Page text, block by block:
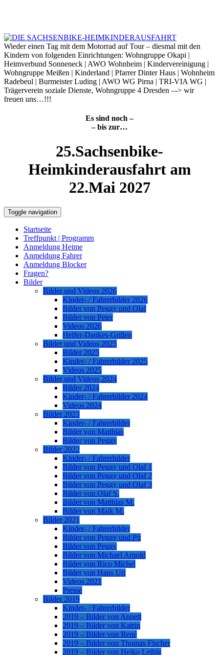
Wieder einen Tag mit dem Motorrad auf Tour – diesmal mit den
Kindern von folgenden Einrichtungen: Wohngruppe Okapi |
Heimverbund Sonneneck | AWO Wohnheim | Kindervereinigung |
Wohngruppe Meißen | Kinderland | Pfarrer Dinter Haus | Wohnheim
Radebeul | Burmeister Luding | AWO WG Pirna | TRI-VIA WG |
Trägerverein soziale Dienste, Wohngruppe 4 Dresden –-> wir
freuen uns…!!!
Es sind noch –
– bis zur…
25.Sachsenbike-
Heimkinderausfahrt am
22.Mai 2027
Toggle navigation
Startseite
Treffpunkt | Programm
Anmeldung Heime
Anmeldung Fahrer
Anmeldung Blocker
Fragen?
Bilder
Bilder und Videos 2026
Kinder- / Fahrerbilder 2026
Bilder von Peggy und Olaf
Bilder von Peter
Videos 2026
Helfer-Dankes-Grillen
Bilder und Videos 2025
Bilder 2025
Kinder- / Fahrerbilder 2025
Videos 2025
Bilder und Videos 2024
Bilder 2024
Kinder- / Fahrerbilder 2024
Videos 2024
Bilder 2023
Kinder- / Fahrerbilder
Bilder von Matthias
Bilder von Peggy
Bilder 2022
Kinder- / Fahrerbilder
Bilder von Peggy und Olaf 1
Bilder von Peggy und Olaf 2
Bilder von Peggy und Olaf 3
Bilder von Olaf S.
Bilder von Matthias M.
Bilder von Maik M.
Bilder 2021
Kinder- / Fahrerbilder
Bilder von Peggy und Pit
Bilder von Peggy
Bilder von Michael Arnold
Bilder von Rico Michel
Bilder von Hans Url
Videos 2021
Presse
Bilder 2019
Kinder- / Fahrerbilder
2019 – Bilder von Annett
2019 – Bilder von Katrin
2019 – Bilder von René
2019 – Bilder von Thomas Fischer
2019 – Bilder von Heiko Leible